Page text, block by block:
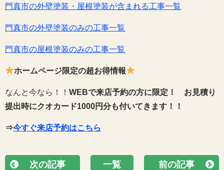
門真市の外壁塗装・屋根塗装が含まれる工事一覧
門真市の外壁塗装のみの工事一覧
門真市の屋根塗装のみの工事一覧
ホームページ限定の超お得情報
なんと今なら！！ WEBで来店予約の方に限定！
お見積り
提出時にクオカード1000円分も付いてきます！！
⇒今すぐ来店予約はこちら
次の記事 一覧 前の記事